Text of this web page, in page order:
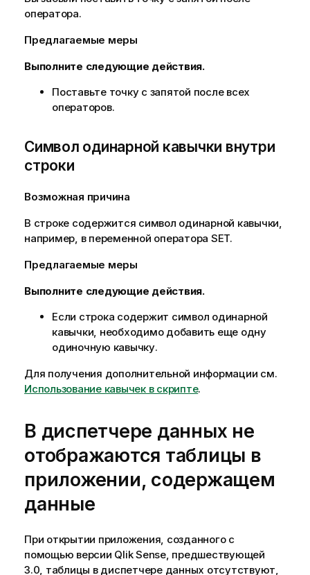
оператора.
Предлагаемые меры
Выполните следующие действия.
Поставьте точку с запятой после всех
операторов.
Символ одинарной кавычки внутри
строки
Возможная причина
В строке содержится символ одинарной кавычки,
например, в переменной оператора SET.
Предлагаемые меры
Выполните следующие действия.
Если строка содержит символ одинарной
кавычки, необходимо добавить еще одну
одиночную кавычку.
Для получения дополнительной информации см.
Использование кавычек в скрипте.
В диспетчере данных не
отображаются таблицы в
приложении, содержащем
данные
При открытии приложения, созданного с
помощью версии Qlik Sense, предшествующей
3.0, таблицы в диспетчере данных отсутствуют,